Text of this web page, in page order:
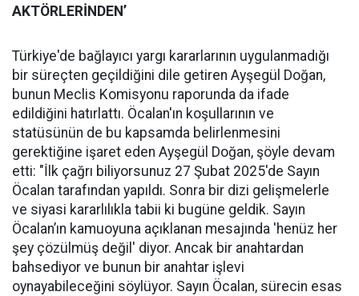
AKTÖRLERİNDEN’
Türkiye'de bağlayıcı yargı kararlarının uygulanmadığı
bir süreçten geçildiğini dile getiren Ayşegül Doğan,
bunun Meclis Komisyonu raporunda da ifade
edildiğini hatırlattı. Öcalan'ın koşullarının ve
statüsünün de bu kapsamda belirlenmesini
gerektiğine işaret eden Ayşegül Doğan, şöyle devam
etti: "İlk çağrı biliyorsunuz 27 Şubat 2025'de Sayın
Öcalan tarafından yapıldı. Sonra bir dizi gelişmelerle
ve siyasi kararlılıkla tabii ki bugüne geldik. Sayın
Öcalan’ın kamuoyuna açıklanan mesajında 'henüz her
şey çözülmüş değil' diyor. Ancak bir anahtardan
bahsediyor ve bunun bir anahtar işlevi
oynayabileceğini söylüyor. Sayın Öcalan, sürecin esas